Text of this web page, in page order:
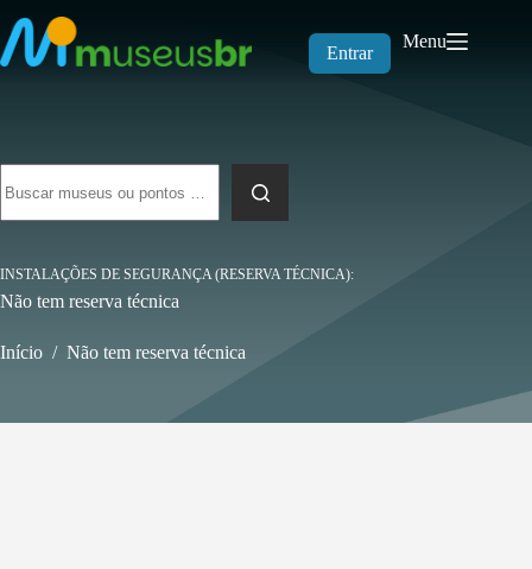
para
o
conteúdo
Entrar
Menu
resultados
INSTALAÇÕES DE SEGURANÇA (RESERVA TÉCNICA)
Não tem reserva técnica
Início / Não tem reserva técnica